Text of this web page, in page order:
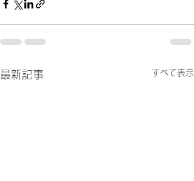
最新記事 すべて表示